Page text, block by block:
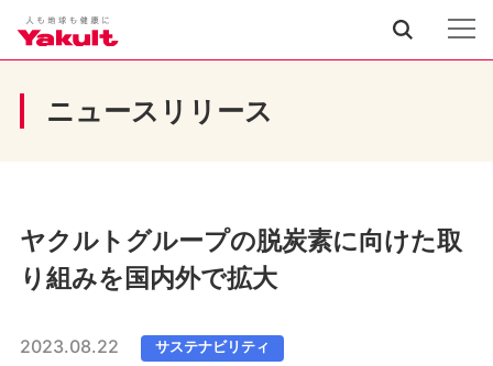
ニュースリリース
ヤクルトグループの脱炭素に向けた取
り組みを国内外で拡大
2023.08.22 サステナビリティ